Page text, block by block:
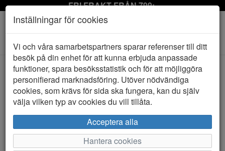
FRI FRAKT FRÅN 799:-
Toggle
navigation
HEM PAX
Inställningar för cookies
Vi och våra samarbetspartners sparar referenser till ditt
besök på din enhet för att kunna erbjuda anpassade
funktioner, spara besöksstatistik och för att möjliggöra
personifierad marknadsföring. Utöver nödvändiga
cookies, som krävs för sida ska fungera, kan du själv
välja vilken typ av cookies du vill tillåta.
Acceptera alla
Hantera cookies